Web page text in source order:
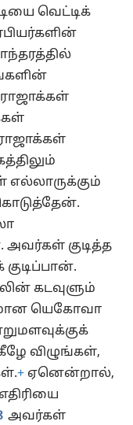
வெட்டிக்
ராஜாக்கள்
எல்லாருக்கும்
குடித்த
கடவுளும்
யெகோவா
விழுங்கள்,
+ ஏனென்றால்,
அவர்கள்